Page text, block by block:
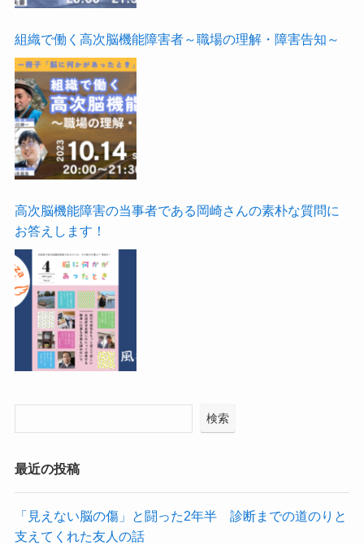
組織で働く高次脳機能障害者～職場の理解・障害告知～
高次脳機能障害の当事者である岡崎さんの素朴な質問に
お答えします！
検索
最近の投稿
「見えない脳の傷」と闘った2年半 診断までの道のりと
支えてくれた友人の話